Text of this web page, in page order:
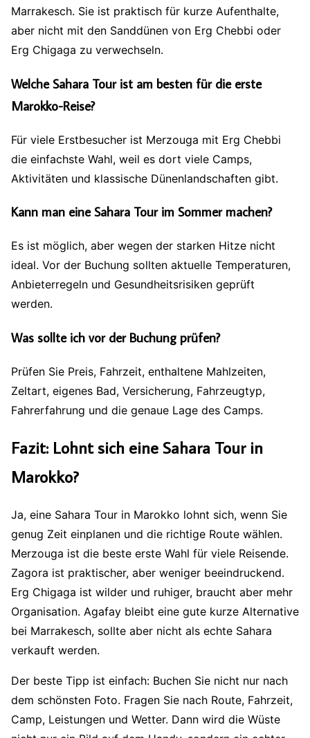
Marrakesch. Sie ist praktisch für kurze Aufenthalte,
aber nicht mit den Sanddünen von Erg Chebbi oder
Erg Chigaga zu verwechseln.
Welche Sahara Tour ist am besten für die erste
Marokko-Reise?
Für viele Erstbesucher ist Merzouga mit Erg Chebbi
die einfachste Wahl, weil es dort viele Camps,
Aktivitäten und klassische Dünenlandschaften gibt.
Kann man eine Sahara Tour im Sommer machen?
Es ist möglich, aber wegen der starken Hitze nicht
ideal. Vor der Buchung sollten aktuelle Temperaturen,
Anbieterregeln und Gesundheitsrisiken geprüft
werden.
Was sollte ich vor der Buchung prüfen?
Prüfen Sie Preis, Fahrzeit, enthaltene Mahlzeiten,
Zeltart, eigenes Bad, Versicherung, Fahrzeugtyp,
Fahrerfahrung und die genaue Lage des Camps.
Fazit: Lohnt sich eine Sahara Tour in
Marokko?
Ja, eine Sahara Tour in Marokko lohnt sich, wenn Sie
genug Zeit einplanen und die richtige Route wählen.
Merzouga ist die beste erste Wahl für viele Reisende.
Zagora ist praktischer, aber weniger beeindruckend.
Erg Chigaga ist wilder und ruhiger, braucht aber mehr
Organisation. Agafay bleibt eine gute kurze Alternative
bei Marrakesch, sollte aber nicht als echte Sahara
verkauft werden.
Der beste Tipp ist einfach: Buchen Sie nicht nur nach
dem schönsten Foto. Fragen Sie nach Route, Fahrzeit,
Camp, Leistungen und Wetter. Dann wird die Wüste